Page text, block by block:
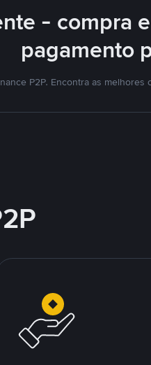
- compra
pagamento
P2P. Encontra as